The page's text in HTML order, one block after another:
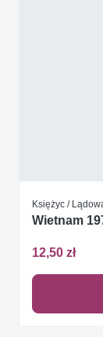
Księżyc /
Wietnam
12,50 zł